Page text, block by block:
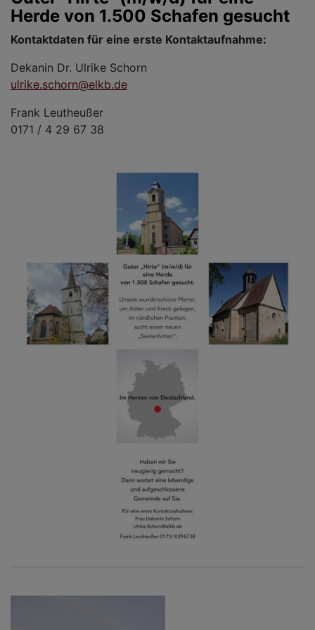
Herde von 1.500 Schafen gesucht
Kontaktdaten für eine erste Kontaktaufnahme:
Dekanin Dr. Ulrike Schorn
ulrike.schorn@elkb.de
Frank Leutheußer
0171 / 4 29 67 38